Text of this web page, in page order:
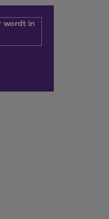
wordt in